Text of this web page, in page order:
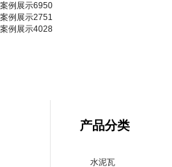
案例展示6950
案例展示2751
案例展示4028
产品分类
水泥瓦